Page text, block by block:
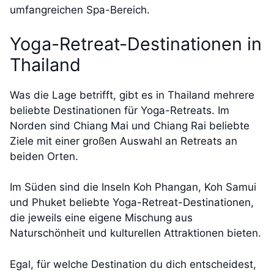
umfangreichen Spa-Bereich.
Yoga-Retreat-Destinationen in
Thailand
Was die Lage betrifft, gibt es in Thailand mehrere
beliebte Destinationen für Yoga-Retreats. Im
Norden sind Chiang Mai und Chiang Rai beliebte
Ziele mit einer großen Auswahl an Retreats an
beiden Orten.
Im Süden sind die Inseln Koh Phangan, Koh Samui
und Phuket beliebte Yoga-Retreat-Destinationen,
die jeweils eine eigene Mischung aus
Naturschönheit und kulturellen Attraktionen bieten.
Egal, für welche Destination du dich entscheidest,